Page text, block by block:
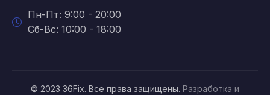
Пн-Пт: 9:00 - 20:00
Сб-Вс: 10:00 - 18:00
© 2023 36Fix. Все права защищены. Разработка и